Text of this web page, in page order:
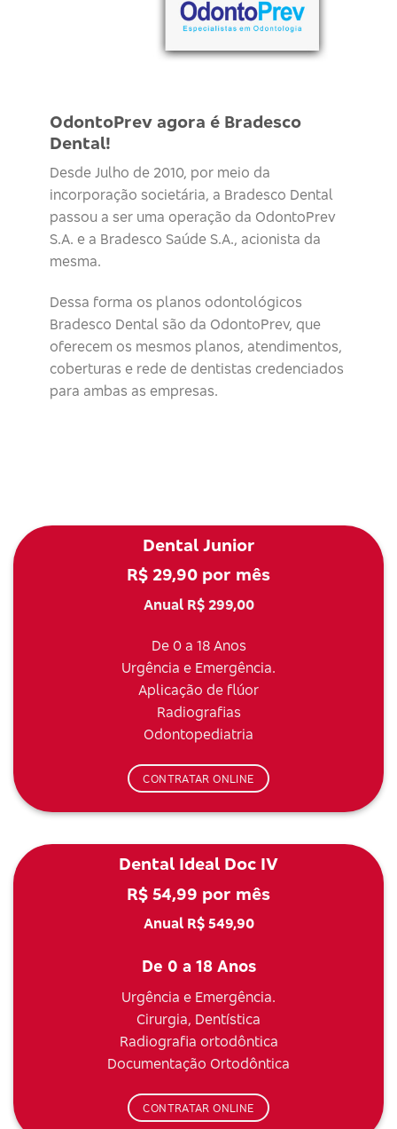
OdontoPrev agora é Bradesco
Dental!
Desde Julho de 2010, por meio da
incorporação societária, a Bradesco Dental
passou a ser uma operação da OdontoPrev
S.A. e a Bradesco Saúde S.A., acionista da
mesma.
Dessa forma os planos odontológicos
Bradesco Dental são da OdontoPrev, que
oferecem os mesmos planos, atendimentos,
coberturas e rede de dentistas credenciados
para ambas as empresas.
Dental Junior
R$ 29,90 por mês
Anual R$ 299,00
De 0 a 18 Anos
Urgência e Emergência.
Aplicação de flúor
Radiografias
Odontopediatria
CONTRATAR ONLINE
Dental Ideal Doc IV
R$ 54,99 por mês
Anual R$ 549,90
De 0 a 18 Anos
Urgência e Emergência.
Cirurgia, Dentística
Radiografia ortodôntica
Documentação Ortodôntica
CONTRATAR ONLINE